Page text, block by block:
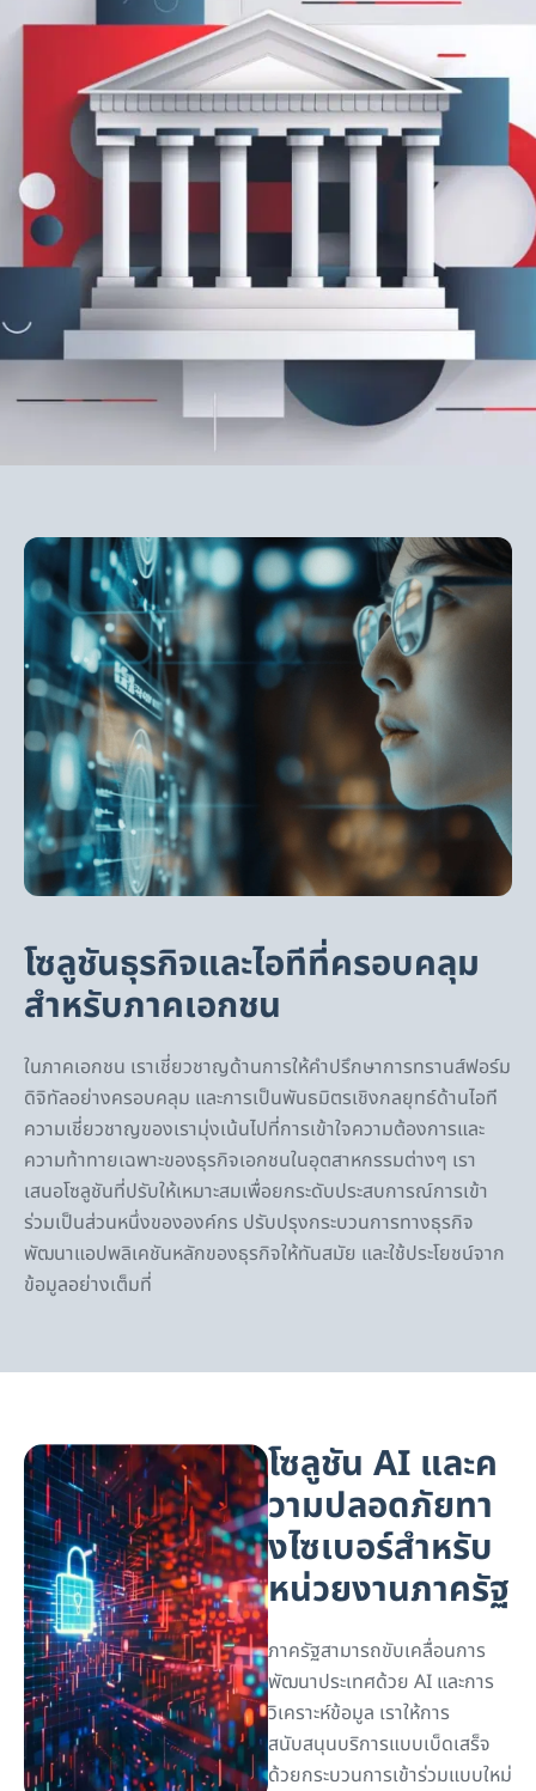
โซลูชันธุรกิจและไอทีที่ครอบคลุม
สำหรับภาคเอกชน
ในภาคเอกชน เราเชี่ยวชาญด้านการให้คำปรึกษาการทรานส์ฟอร์ม
ดิจิทัลอย่างครอบคลุม และการเป็นพันธมิตรเชิงกลยุทธ์ด้านไอที
ความเชี่ยวชาญของเรามุ่งเน้นไปที่การเข้าใจความต้องการและ
ความท้าทายเฉพาะของธุรกิจเอกชนในอุตสาหกรรมต่างๆ เรา
เสนอโซลูชันที่ปรับให้เหมาะสมเพื่อยกระดับประสบการณ์การเข้า
ร่วมเป็นส่วนหนึ่งขององค์กร ปรับปรุงกระบวนการทางธุรกิจ
พัฒนาแอปพลิเคชันหลักของธุรกิจให้ทันสมัย และใช้ประโยชน์จาก
ข้อมูลอย่างเต็มที่
โซลูชัน AI และค
วามปลอดภัยทา
งไซเบอร์สำหรับ
หน่วยงานภาครัฐ
ภาครัฐสามารถขับเคลื่อนการ
พัฒนาประเทศด้วย AI และการ
วิเคราะห์ข้อมูล เราให้การ
สนับสนุนบริการแบบเบ็ดเสร็จ
ด้วยกระบวนการเข้าร่วมแบบใหม่